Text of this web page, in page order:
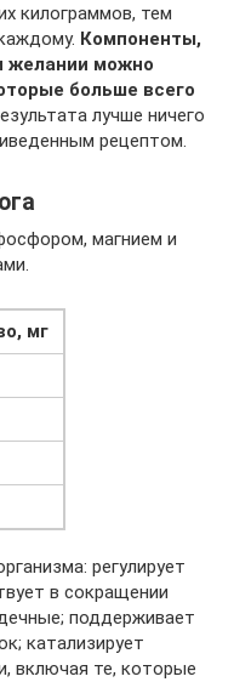
килограммов, тем
Компоненты,
желании можно
больше всего
лучше ничего
рецептом.
магнием и
мг
регулирует
в сокращении
поддерживает
катализирует
включая те, которые